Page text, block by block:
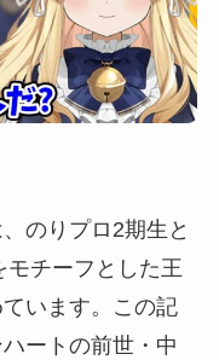
、のりプロ2期生と
モチーフとした王
います。この記
ートの前世・中